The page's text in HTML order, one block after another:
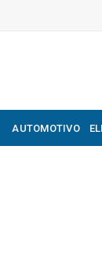
AUTOMOTIVO